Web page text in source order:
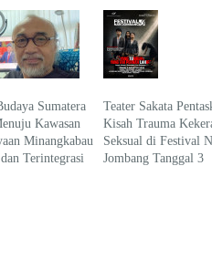
Sumatera
Kawasan
Minangkabau
Terintegrasi
Teater Sakata
Kisah Trauma
Seksual di Festival
Jombang Tanggal 3